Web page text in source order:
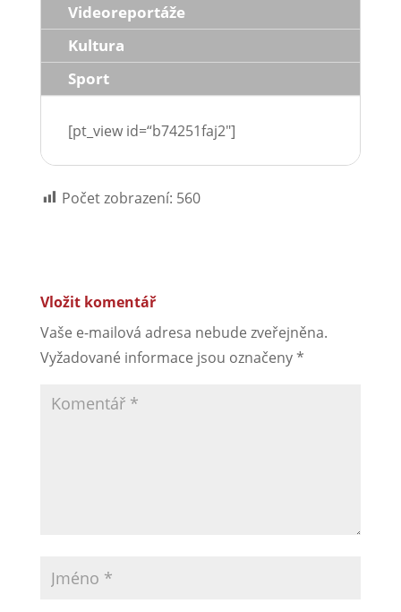
Videoreportáže
Kultura
Sport
[pt_view id=“b74251faj2″]
Počet zobrazení: 560
Vložit komentář
Vaše e-mailová adresa nebude zveřejněna.
Vyžadované informace jsou označeny*